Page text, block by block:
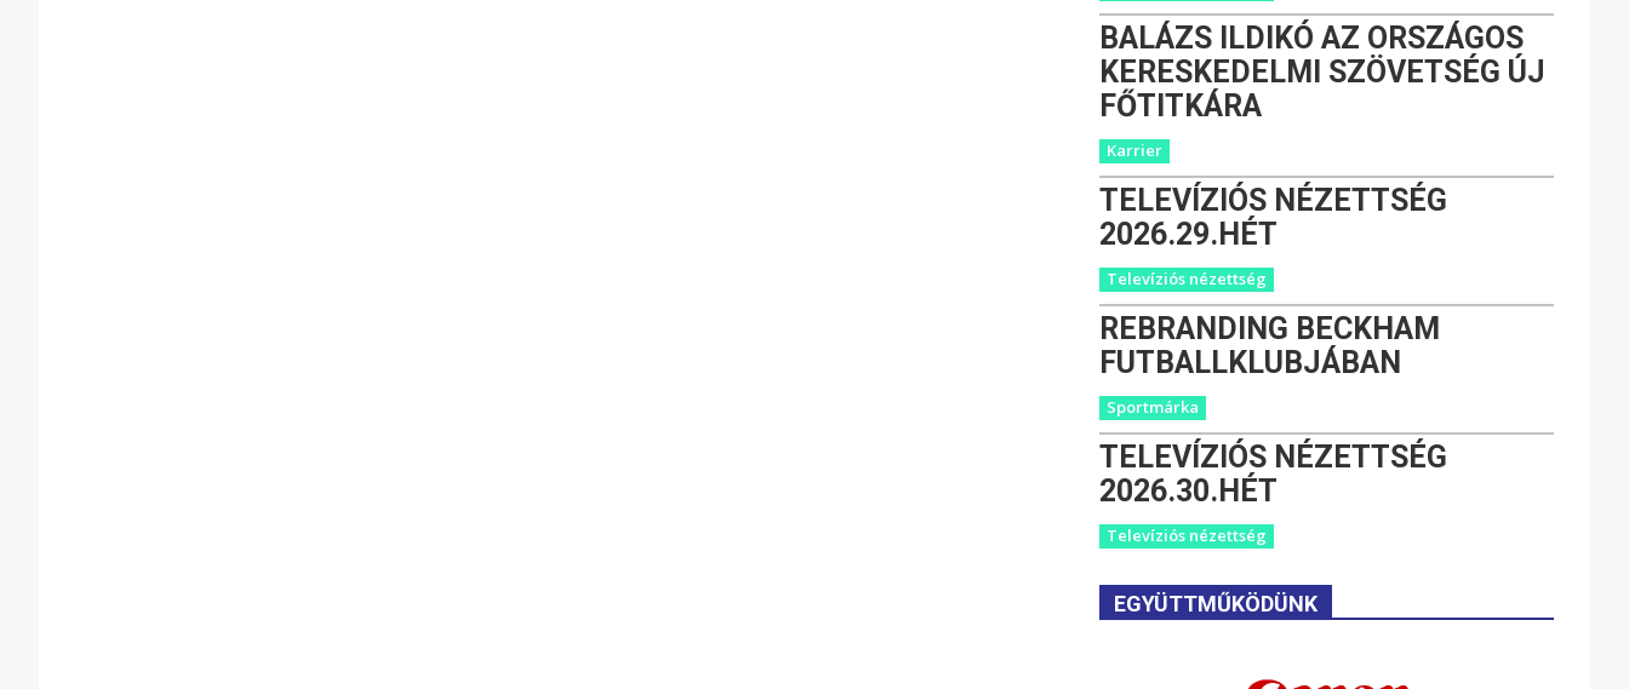
BALÁZS ILDIKÓ AZ ORSZÁGOS
KERESKEDELMI SZÖVETSÉG ÚJ
FŐTITKÁRA
Karrier
TELEVÍZIÓS NÉZETTSÉG
2026.29.HÉT
Televíziós nézettség
REBRANDING BECKHAM
FUTBALLKLUBJÁBAN
Sportmárka
TELEVÍZIÓS NÉZETTSÉG
2026.30.HÉT
Televíziós nézettség
EGYÜTTMŰKÖDÜNK